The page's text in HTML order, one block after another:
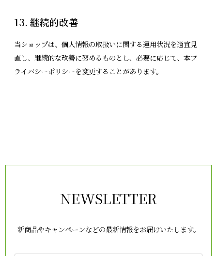
13. 継続的改善
当ショップは、個人情報の取扱いに関する運用状況を適宜見
直し、継続的な改善に努めるものとし、必要に応じて、本プ
ライバシーポリシーを変更することがあります。
NEWSLETTER
新商品やキャンペーンなどの最新情報をお届けいたします。